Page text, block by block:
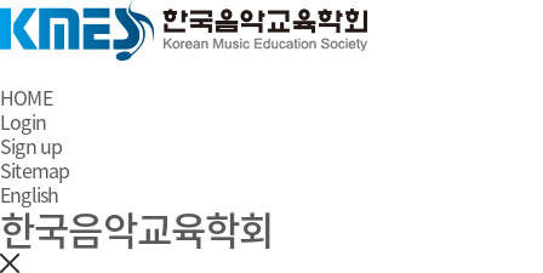
HOME
Login
Sign up
Sitemap
English
한국음악교육학회